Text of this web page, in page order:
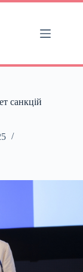
санкцій